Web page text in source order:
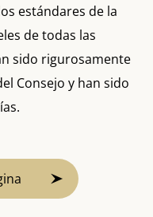
estándares de la
de todas las
sido rigurosamente
Consejo y han sido